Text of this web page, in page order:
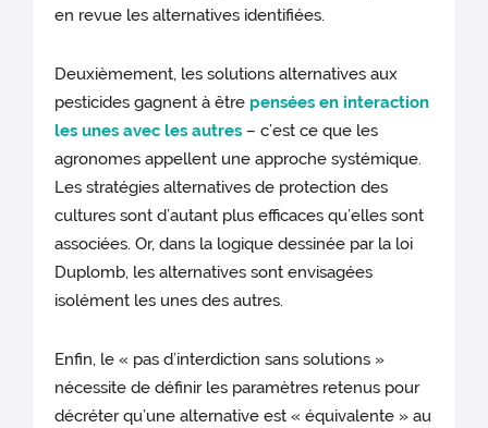
en revue les alternatives identifiées.
Deuxièmement, les solutions alternatives aux
pesticides gagnent à être pensées en interaction
les unes avec les autres – c’est ce que les
agronomes appellent une approche systémique.
Les stratégies alternatives de protection des
cultures sont d’autant plus efficaces qu’elles sont
associées. Or, dans la logique dessinée par la loi
Duplomb, les alternatives sont envisagées
isolément les unes des autres.
Enfin, le « pas d’interdiction sans solutions »
nécessite de définir les paramètres retenus pour
décréter qu’une alternative est « équivalente » au